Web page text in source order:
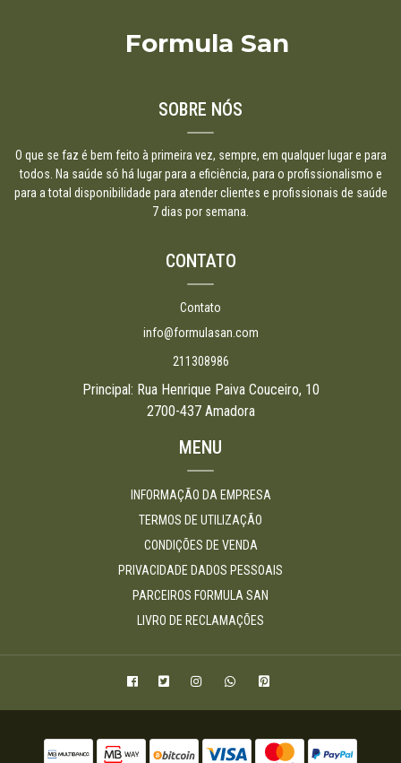
Formula San
SOBRE NÓS
O que se faz é bem feito à primeira vez, sempre, em qualquer lugar e para
todos. Na saúde só há lugar para a eficiência, para o profissionalismo e
para a total disponibilidade para atender clientes e profissionais de saúde
7 dias por semana.
CONTATO
Contato
info@formulasan.com
211308986
Principal: Rua Henrique Paiva Couceiro, 10
2700-437 Amadora
MENU
INFORMAÇÃO DA EMPRESA
TERMOS DE UTILIZAÇÃO
CONDIÇÕES DE VENDA
PRIVACIDADE DADOS PESSOAIS
PARCEIROS FORMULA SAN
LIVRO DE RECLAMAÇÕES